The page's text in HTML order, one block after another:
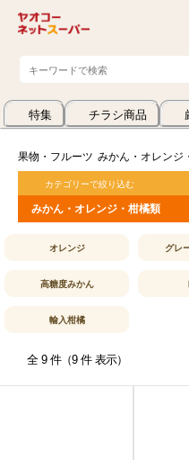
特集 チラシ商品
果物・フルーツ みかん・オレンジ
カテゴリーで絞り込む
みかん・オレンジ・柑橘類
オレンジ グレ
高糖度みかん
輸入柑橘
全 9 件（9 件 表示）